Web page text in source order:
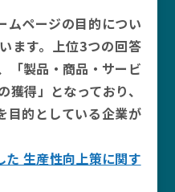
ムページの目的につい
ます。上位3つの回答
「製品・商品・サービ
獲得」となっており、
目的としている企業が
た 生産性向上策に関す